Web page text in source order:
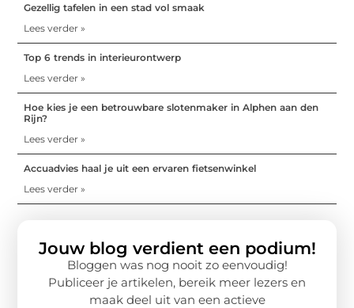
Gezellig tafelen in een stad vol smaak
Lees verder »
Top 6 trends in interieurontwerp
Lees verder »
Hoe kies je een betrouwbare slotenmaker in Alphen aan den
Rijn?
Lees verder »
Accuadvies haal je uit een ervaren fietsenwinkel
Lees verder »
Jouw blog verdient een podium!
Bloggen was nog nooit zo eenvoudig!
Publiceer je artikelen, bereik meer lezers en
maak deel uit van een actieve